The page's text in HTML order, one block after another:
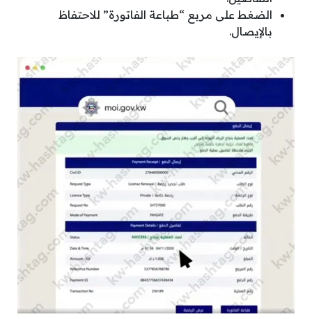
الضغط على مربع “طباعة الفاتورة” للاحتفاظ
بالإيصال.